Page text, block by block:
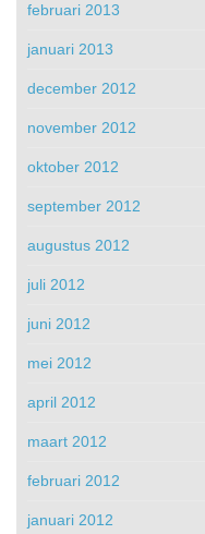
februari 2013
januari 2013
december 2012
november 2012
oktober 2012
september 2012
augustus 2012
juli 2012
juni 2012
mei 2012
april 2012
maart 2012
februari 2012
januari 2012